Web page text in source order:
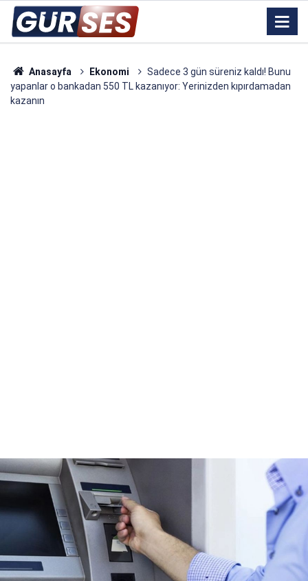
Anasayfa Ekonomi
Sadece 3 gün süreniz kaldı! Bunu
yapanlar o bankadan 550 TL kazanıyor: Yerinizden kıpırdamadan
kazanın